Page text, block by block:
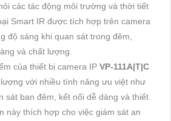
các tác động môi trường và thời tiết
Smart IR được tích hợp trên camera
độ sáng khi quan sát trong đêm,
và chất lượng.
của thiết bị camera IP VP-111A|T|C
với nhiều tính năng ưu việt như
sát ban đêm, kết nối dễ dàng và thiết
này thích hợp cho việc giám sát an